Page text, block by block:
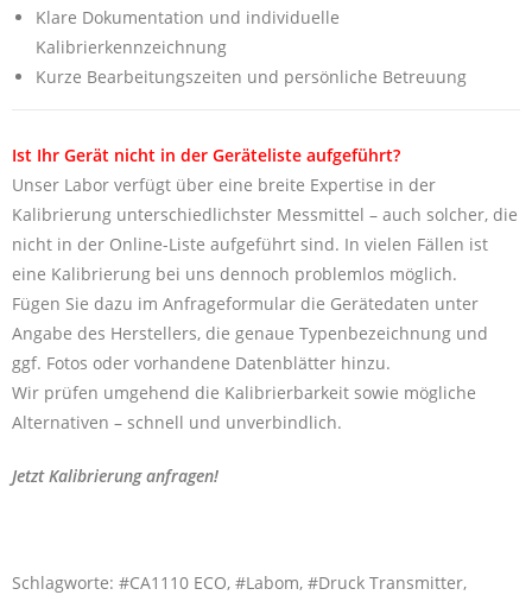
Klare Dokumentation und individuelle
Kalibrierkennzeichnung
Kurze Bearbeitungszeiten und persönliche Betreuung
Ist Ihr Gerät nicht in der Geräteliste aufgeführt?
Unser Labor verfügt über eine breite Expertise in der
Kalibrierung unterschiedlichster Messmittel – auch solcher, die
nicht in der Online-Liste aufgeführt sind. In vielen Fällen ist
eine Kalibrierung bei uns dennoch problemlos möglich.
Fügen Sie dazu im Anfrageformular die Gerätedaten unter
Angabe des Herstellers, die genaue Typenbezeichnung und
ggf. Fotos oder vorhandene Datenblätter hinzu.
Wir prüfen umgehend die Kalibrierbarkeit sowie mögliche
Alternativen – schnell und unverbindlich.
Jetzt Kalibrierung anfragen!
Schlagworte: #CA1110 ECO, #Labom, #Druck Transmitter,